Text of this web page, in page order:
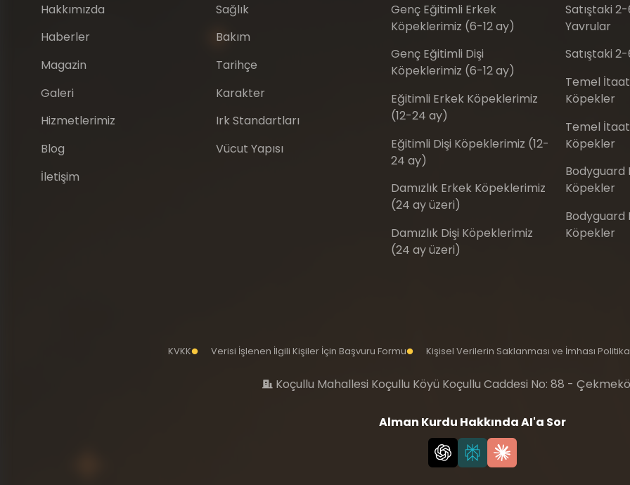
Hakkımızda
Haberler
Magazin
Galeri
Hizmetlerimiz
Blog
İletişim
Sağlık
Bakım
Tarihçe
Karakter
Irk Standartları
Vücut Yapısı
Genç Eğitimli Erkek
Köpeklerimiz (6-12 ay)
Genç Eğitimli Dişi
Köpeklerimiz (6-12 ay)
Eğitimli Erkek Köpeklerimiz
(12-24 ay)
Eğitimli Dişi Köpeklerimiz (12-
24 ay)
Damızlık Erkek Köpeklerimiz
(24 ay üzeri)
Damızlık Dişi Köpeklerimiz
(24 ay üzeri)
Satıştaki
Yavrular
Satıştaki
Temel
Köpekler
Temel
Köpekler
Bodyguard
Köpekler
Bodyguard
Köpekler
KVKK Verisi İşlenen İlgili Kişiler İçin Başvuru Formu Kişisel Verilerin Saklanması ve İmhası
Koçullu Mahallesi Koçullu Köyü Koçullu Caddesi No: 88 -
Alman Kurdu Hakkında AI'a Sor